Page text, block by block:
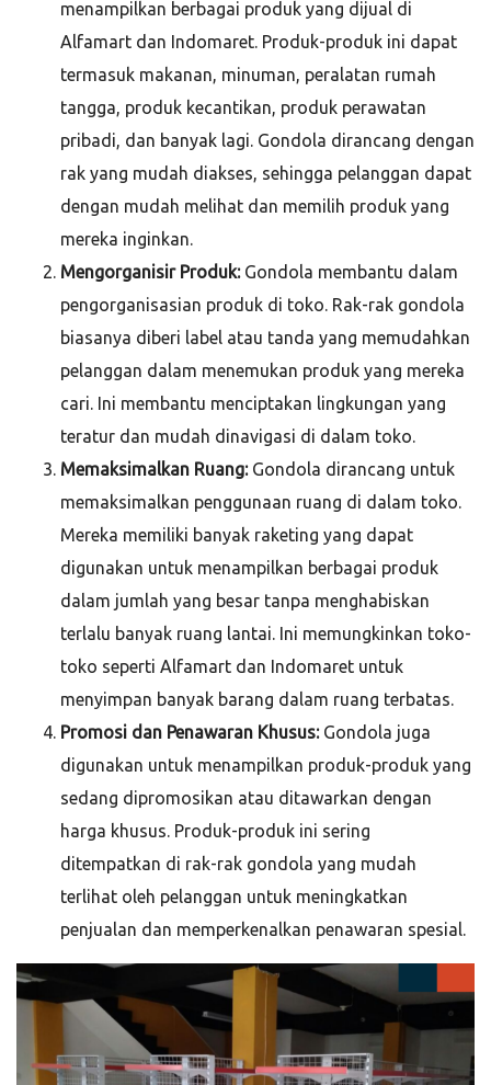
menampilkan berbagai produk yang dijual di
Alfamart dan Indomaret. Produk-produk ini dapat
termasuk makanan, minuman, peralatan rumah
tangga, produk kecantikan, produk perawatan
pribadi, dan banyak lagi. Gondola dirancang dengan
rak yang mudah diakses, sehingga pelanggan dapat
dengan mudah melihat dan memilih produk yang
mereka inginkan.
Mengorganisir Produk:Gondola membantu dalam
pengorganisasian produk di toko. Rak-rak gondola
biasanya diberi label atau tanda yang memudahkan
pelanggan dalam menemukan produk yang mereka
cari. Ini membantu menciptakan lingkungan yang
teratur dan mudah dinavigasi di dalam toko.
Memaksimalkan Ruang:Gondola dirancang untuk
memaksimalkan penggunaan ruang di dalam toko.
Mereka memiliki banyak raketing yang dapat
digunakan untuk menampilkan berbagai produk
dalam jumlah yang besar tanpa menghabiskan
terlalu banyak ruang lantai. Ini memungkinkan toko-
toko seperti Alfamart dan Indomaret untuk
menyimpan banyak barang dalam ruang terbatas.
Promosi dan Penawaran Khusus:Gondola juga
digunakan untuk menampilkan produk-produk yang
sedang dipromosikan atau ditawarkan dengan
harga khusus. Produk-produk ini sering
ditempatkan di rak-rak gondola yang mudah
terlihat oleh pelanggan untuk meningkatkan
penjualan dan memperkenalkan penawaran spesial.